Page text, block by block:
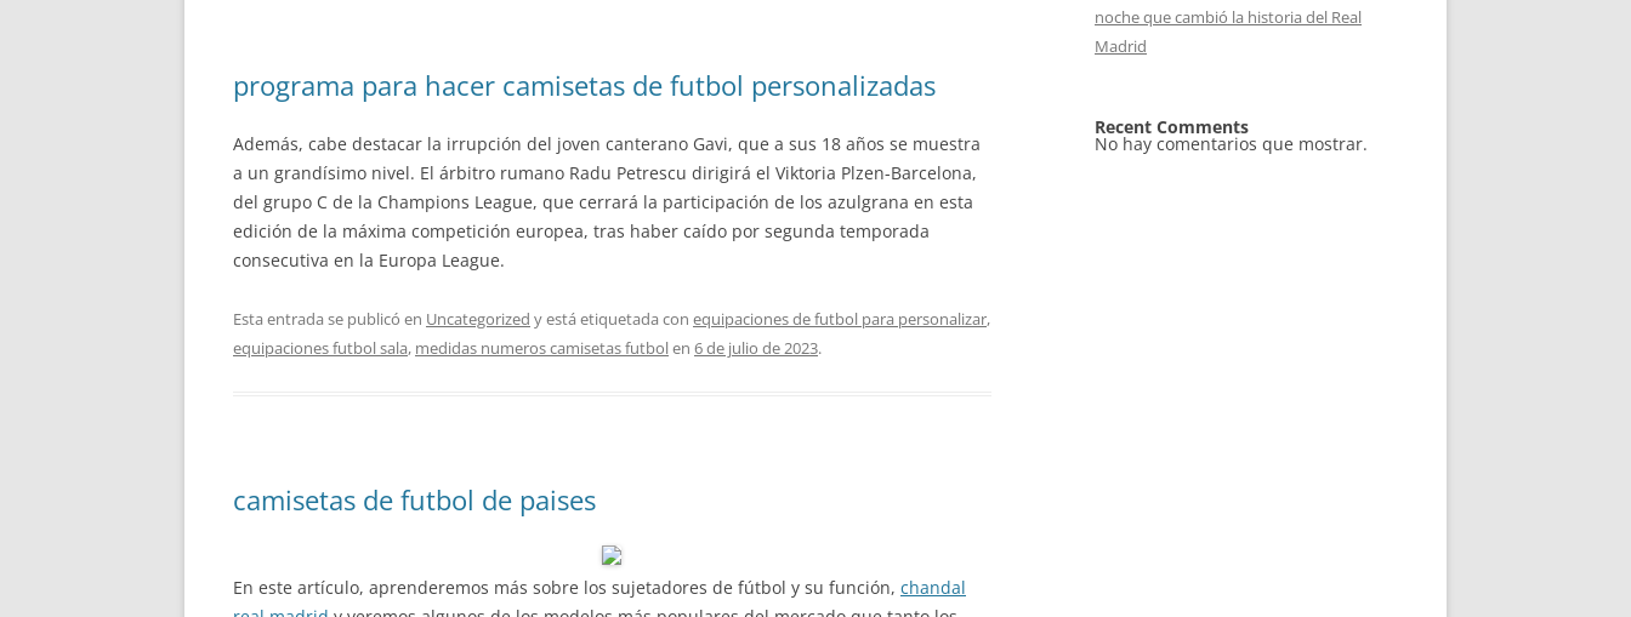
programa para hacer camisetas de futbol personalizadas
Además, cabe destacar la irrupción del joven canterano Gavi, que a sus 18 años se muestra
a un grandísimo nivel. El árbitro rumano Radu Petrescu dirigirá el Viktoria Plzen-Barcelona,
del grupo C de la Champions League, que cerrará la participación de los azulgrana en esta
edición de la máxima competición europea, tras haber caído por segunda temporada
consecutiva en la Europa League.
Esta entrada se publicó en Uncategorized y está etiquetada con equipaciones de futbol para personalizar,
equipaciones futbol sala, medidas numeros camisetas futbolen 6 de julio de 2023.
camisetas de futbol de paises
En este artículo, aprenderemos más sobre los sujetadores de fútbol y su función, chandal
noche que cambió la historia del Real
Madrid
Recent Comments
No hay comentarios que mostrar.